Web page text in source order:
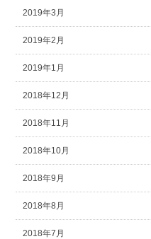
2019年3月
2019年2月
2019年1月
2018年12月
2018年11月
2018年10月
2018年9月
2018年8月
2018年7月